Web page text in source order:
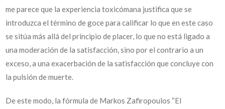
me parece que la experiencia toxicómana justifica que se
introduzca el término de goce para calificar lo que en este caso
se sitúa más allá del principio de placer, lo que no está ligado a
una moderación de la satisfacción, sino por el contrario a un
exceso, a una exacerbación de la satisfacción que concluye con
la pulsión de muerte.
De este modo, la fórmula de Markos Zafiropoulos “El